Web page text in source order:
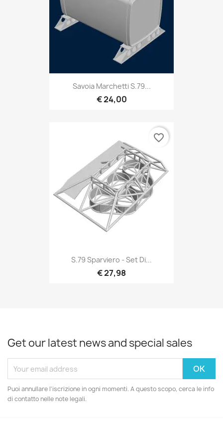
Savoia Marchetti S.79...
€ 24,00
S.79 Sparviero - Set Di...
€ 27,98
favorite_border
Get our latest news and special sales
Puoi annullare l'iscrizione in ogni momenti. A questo scopo, cerca le info
di contatto nelle note legali.